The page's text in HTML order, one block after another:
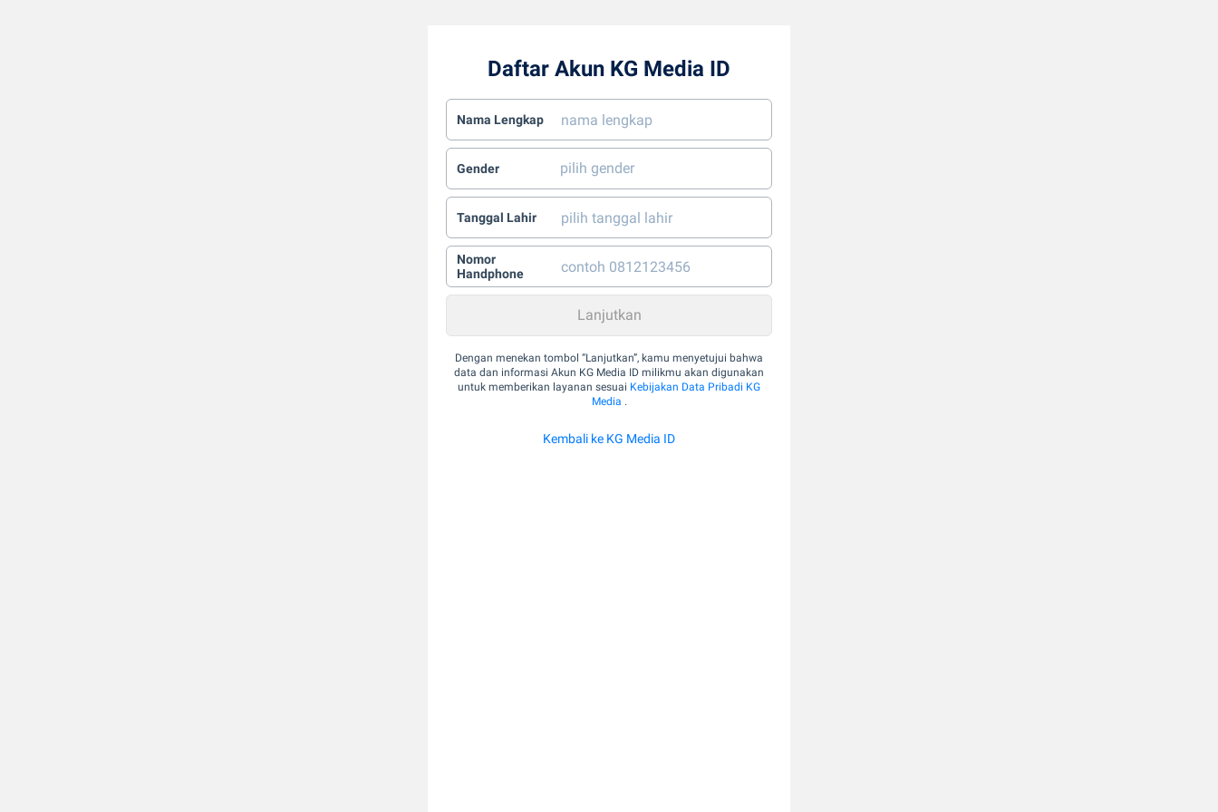
Daftar Akun KG Media ID
Nama Lengkap
Gender
Tanggal Lahir
Nomor
Handphone
Dengan menekan tombol “Lanjutkan”, kamu menyetujui bahwa
data dan informasi Akun KG Media ID milikmu akan digunakan
untuk memberikan layanan sesuai Kebijakan Data Pribadi KG
Media .
Kembali ke KG Media ID